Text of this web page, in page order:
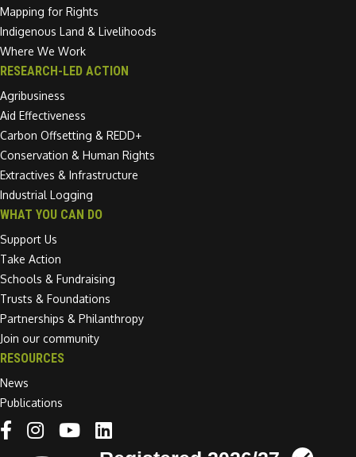
Mapping for Rights
Indigenous Land & Livelihoods
Where We Work
RESEARCH-LED ACTION
Agribusiness
Aid Effectiveness
Carbon Offsetting & REDD+
Conservation & Human Rights
Extractives & Infrastructure
Industrial Logging
WHAT YOU CAN DO
Support Us
Take Action
Schools & Fundraising
Trusts & Foundations
Partnerships & Philanthropy
Join our community
RESOURCES
News
Publications
Linkedin link